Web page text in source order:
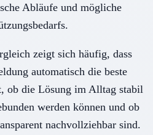
Abläufe und mögliche
zeigt sich häufig, dass
automatisch die beste
ob die Lösung im Alltag stabil
werden können und ob
nachvollziehbar sind.